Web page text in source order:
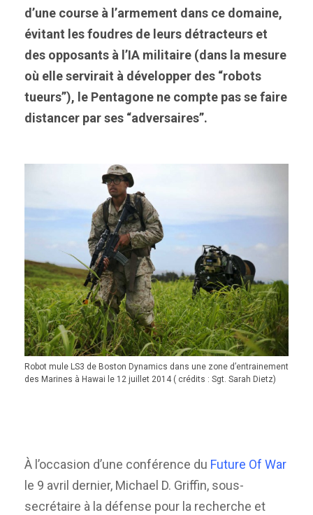
d’une course à l’armement dans ce domaine,
évitant les foudres de leurs détracteurs et
des opposants à l’IA militaire (dans la mesure
où elle servirait à développer des “robots
tueurs”), le Pentagone ne compte pas se faire
distancer par ses “adversaires”.
Robot mule LS3 de Boston Dynamics dans une zone d’entrainement
des Marines à Hawai le 12 juillet 2014 ( crédits : Sgt. Sarah Dietz)
À l’occasion d’une conférence du Future Of War
le 9 avril dernier, Michael D. Griffin, sous-
secrétaire à la défense pour la recherche et